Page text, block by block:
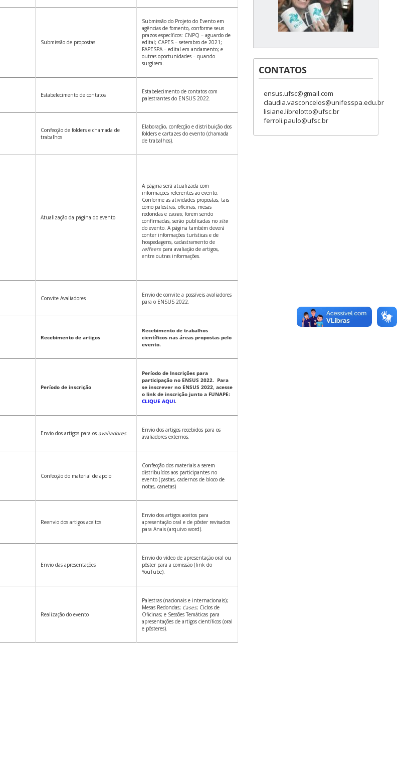
Submissão de propostas
Submissão do Projeto do Evento em
agências de fomento, conforme seus
prazos específicos: CNPQ – aguardo de
edital; CAPES – setembro de 2021;
FAPESPA – edital em andamento; e
outras oportunidades – quando
surgirem.
Estabelecimento de contatos
Estabelecimento de contatos com
palestrantes do ENSUS 2022.
Confecção de folders e chamada de
trabalhos
Elaboração, confecção e distribuição dos
folders e cartazes do evento (chamada
de trabalhos).
Atualização da página do evento
A página será atualizada com
informações referentes ao evento.
Conforme as atividades propostas, tais
como palestras, oficinas, mesas
redondas e cases, forem sendo
confirmadas, serão publicadas no site
do evento. A página também deverá
conter informações turísticas e de
hospedagens, cadastramento de
reffeerspara avaliação de artigos,
entre outras informações.
Convite Avaliadores
Envio de convite a possíveis avaliadores
para o ENSUS 2022.
Recebimento de artigos
Recebimento de trabalhos
científicos nas áreas propostas pelo
evento.
Período de inscrição
Período de Inscrições para
participação no ENSUS 2022. Para
se inscrever no ENSUS 2022, acesse
o link de inscrição junto a FUNAPE:
CLIQUE AQUI.
Envio dos artigos para os avaliadores
Envio dos artigos recebidos para os
avaliadores externos.
Confecção do material de apoio
Confecção dos materiais a serem
distribuídos aos participantes no
evento (pastas, cadernos de bloco de
notas, canetas)
Reenvio dos artigos aceitos
Envio dos artigos aceitos para
apresentação oral e de pôster revisados
para Anais (arquivo word).
Envio das apresentações
Envio do vídeo de apresentação oral ou
pôster para a comissão (link do
YouTube).
Realização do evento
Palestras (nacionais e internacionais);
Mesas Redondas; Cases; Ciclos de
Oficinas; e Sessões Temáticas para
apresentações de artigos científicos (oral
e pôsteres).
CONTATOS
ensus.ufsc@gmail.com
claudia.vasconcelos@unifesspa.edu.br
lisiane.librelotto@ufsc.br
ferroli.paulo@ufsc.br